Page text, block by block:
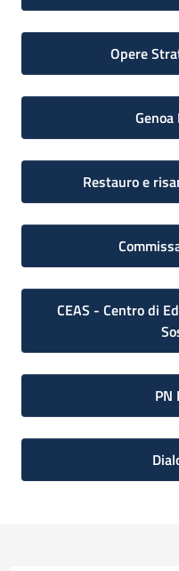
Opere
Restauro e
CEAS - Centro di
PN